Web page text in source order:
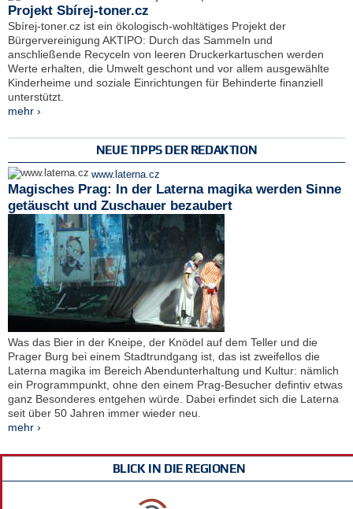
Projekt Sbírej-toner.cz
Sbírej-toner.cz ist ein ökologisch-wohltätiges Projekt der
Bürgervereinigung AKTIPO: Durch das Sammeln und
anschließende Recyceln von leeren Druckerkartuschen werden
Werte erhalten, die Umwelt geschont und vor allem ausgewählte
Kinderheime und soziale Einrichtungen für Behinderte finanziell
unterstützt.
mehr ›
NEUE TIPPS DER REDAKTION
www.laterna.cz
Magisches Prag: In der Laterna magika werden Sinne
getäuscht und Zuschauer bezaubert
Was das Bier in der Kneipe, der Knödel auf dem Teller und die
Prager Burg bei einem Stadtrundgang ist, das ist zweifellos die
Laterna magika im Bereich Abendunterhaltung und Kultur: nämlich
ein Programmpunkt, ohne den einem Prag-Besucher defintiv etwas
ganz Besonderes entgehen würde. Dabei erfindet sich die Laterna
seit über 50 Jahren immer wieder neu.
mehr ›
BLICK IN DIE REGIONEN